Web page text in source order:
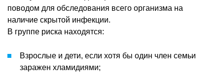
поводом для обследования всего организма на
наличие скрытой инфекции.
В группе риска находятся:
Взрослые и дети, если хотя бы один член семьи
заражен хламидиями;